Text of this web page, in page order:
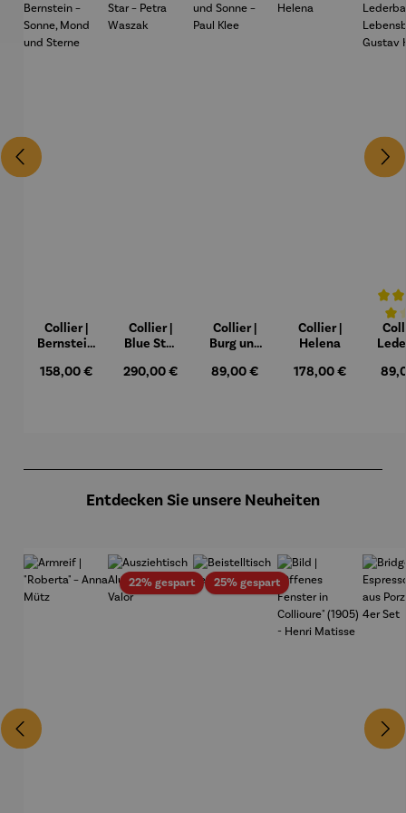
Collier |
Bernstein
Mond und
Regulärer Preis:
158,00 €
Collier |
Blue Star
Waszak
Regulärer Preis:
290,00 €
Collier |
Burg und
Paul Klee
Regulärer Preis:
89,00 €
Collier |
Helena
Regulärer Preis:
178,00 €
Entdecken Sie unsere Neuheiten
22% gespartRabatt25% gespartRabatt